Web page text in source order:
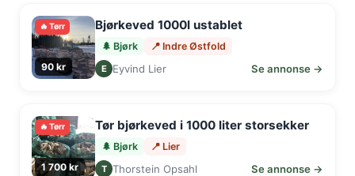
🔥 Tørr
90 kr
Bjørkeved 1000l ustablet
🌲 Bjørk 📍 Indre Østfold
E Eyvind Lier Se annonse →
🔥 Tørr
1 700 kr
Tør bjørkeved i 1000 liter storsekker
🌲 Bjørk 📍 Lier
T Thorstein Opsahl Se annonse →